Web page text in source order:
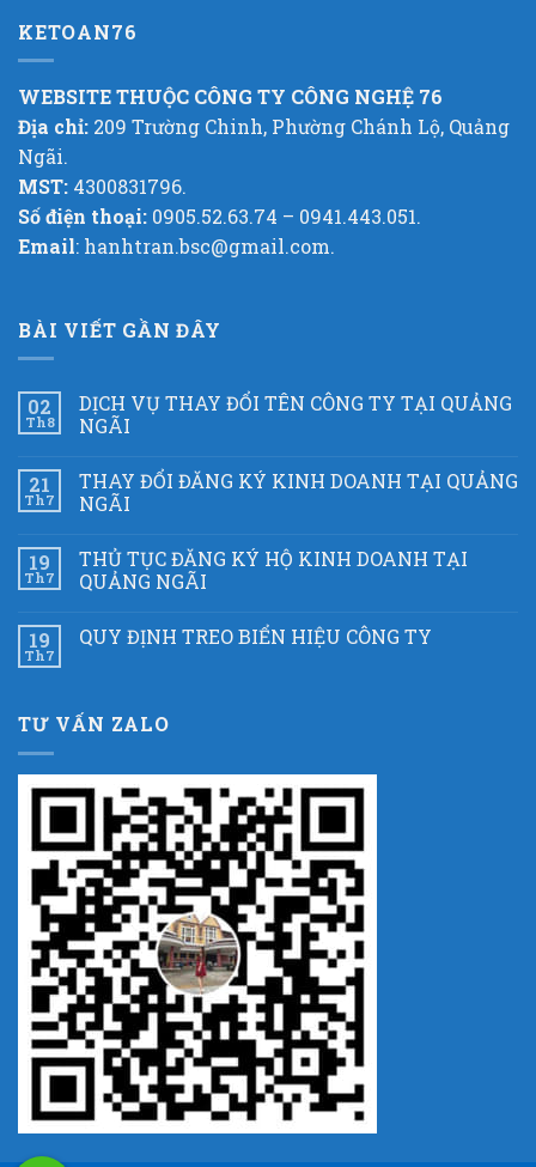
KETOAN76
WEBSITE THUỘC CÔNG TY CÔNG NGHỆ 76
Địa chỉ: 209 Trường Chinh, Phường Chánh Lộ, Quảng
Ngãi.
MST: 4300831796.
Số điện thoại: 0905.52.63.74 – 0941.443.051.
Email: hanhtran.bsc@gmail.com.
BÀI VIẾT GẦN ĐÂY
02
Th8
DỊCH VỤ THAY ĐỔI TÊN CÔNG TY TẠI QUẢNG
NGÃI
21
Th7
THAY ĐỔI ĐĂNG KÝ KINH DOANH TẠI QUẢNG
NGÃI
19
Th7
THỦ TỤC ĐĂNG KÝ HỘ KINH DOANH TẠI
QUẢNG NGÃI
19
Th7
QUY ĐỊNH TREO BIỂN HIỆU CÔNG TY
TƯ VẤN ZALO